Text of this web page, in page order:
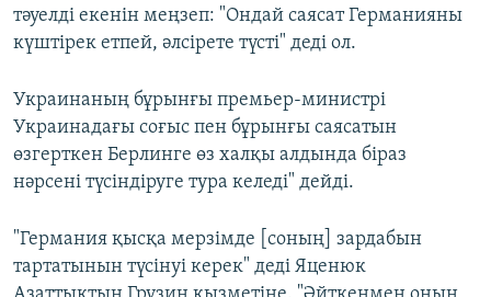
тәуелді екенін меңзеп: "Ондай саясат Германияны
күштірек етпей, әлсірете түсті" деді ол.
Украинаның бұрынғы премьер-министрі
Украинадағы соғыс пен бұрынғы саясатын
өзгерткен Берлинге өз халқы алдында біраз
нәрсені түсіндіруге тура келеді" дейді.
"Германия қысқа мерзімде [соның] зардабын
тартатынын түсінуі керек" деді Яценюк